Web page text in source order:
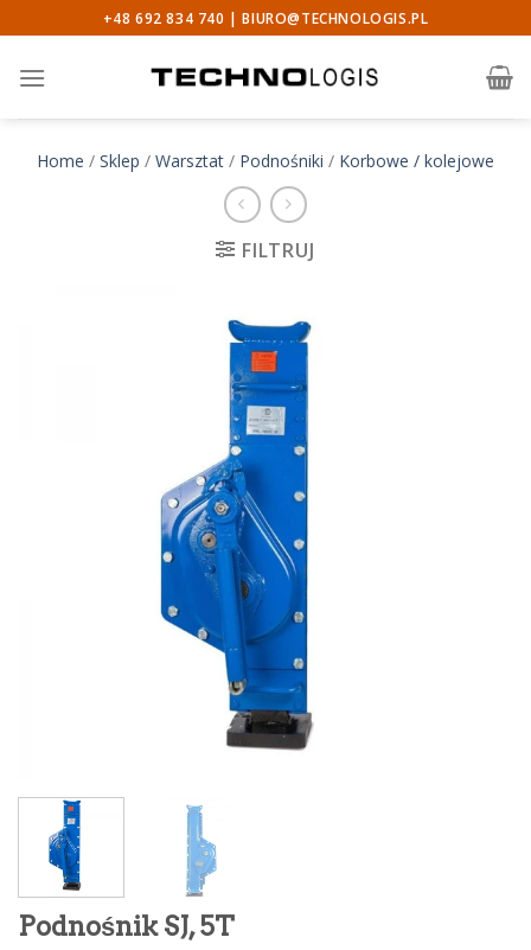
to
content
+48 692 834 740 |BIURO@TECHNOLOGIS.PL
Home / Sklep / Warsztat / Podnośniki / Korbowe / kolejowe
FILTRUJ
Podnośnik SJ, 5T